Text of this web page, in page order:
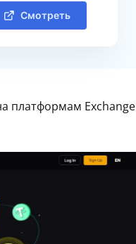
Смотреть
платформам Exchange